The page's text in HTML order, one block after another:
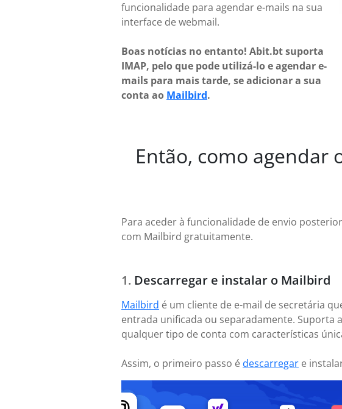
funcionalidade para agendar e-mails na sua
interface de webmail.
Boas notícias no entanto! Abit.bt suporta
IMAP, pelo que pode utilizá-lo e agendar e-
mails para mais tarde, se adicionar a sua
conta ao Mailbird.
Então, como agendar
Para aceder à funcionalidade de envio
com Mailbird gratuitamente.
Descarregar e instalar o Mailbird
Mailbird é um cliente de e-mail de secretária
entrada unificada ou separadamente. Suporta
qualquer tipo de conta com características
Assim, o primeiro passo é descarregar e